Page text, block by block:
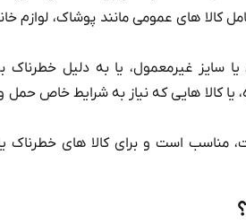
کالا های عمومی مانند پوشاک، لوازم
سایز غیرمعمول، یا به دلیل خطرناک
یا کالا هایی که نیاز به شرایط خاص حمل
است و برای کالا های خطرناک